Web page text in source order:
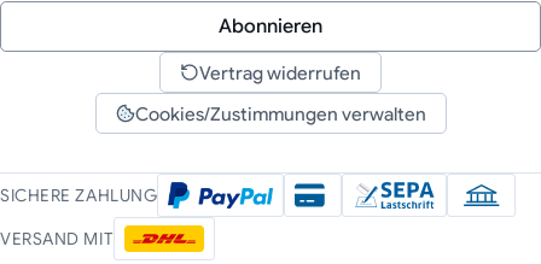
Abonnieren
Vertrag widerrufen
Cookies/Zustimmungen verwalten
SICHERE ZAHLUNG
VERSAND MIT